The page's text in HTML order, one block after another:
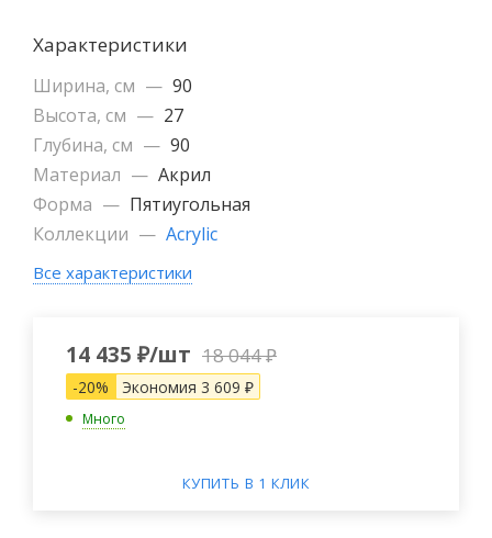
Характеристики
Ширина, см — 90
Высота, см — 27
Глубина, см — 90
Материал — Акрил
Форма — Пятиугольная
Коллекции — Acrylic
Все характеристики
14 435 ₽/шт 18 044₽
-20% Экономия 3 609 ₽
Много
КУПИТЬ В 1 КЛИК